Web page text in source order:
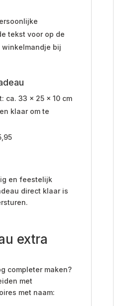
tekst voor op de
bij
ca. 33 x 25 x 10 cm
klaar om te
en feestelijk
direct klaar is
extra
completer maken?
met
met naam: